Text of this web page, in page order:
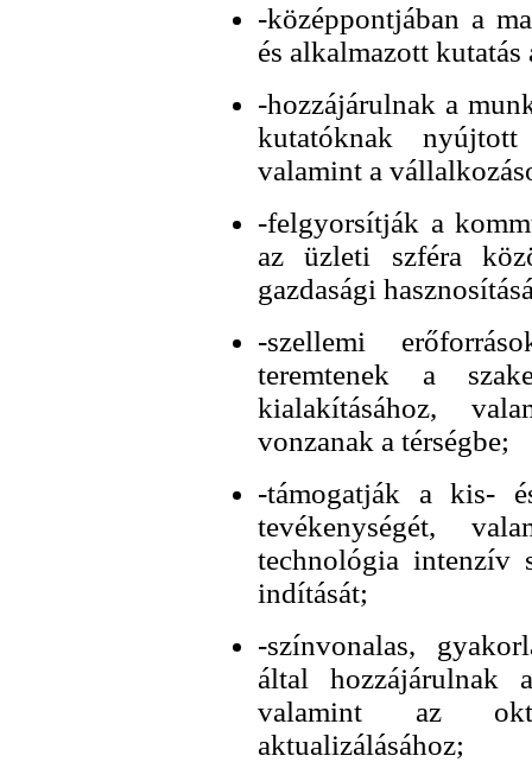
-középpontjában a
és alkalmazott kutatás
-hozzájárulnak a
kutatóknak nyújtott
valamint a
-felgyorsítják a
az üzleti szféra
gazdasági
-szellemi
teremtenek a
kialakításához,
vonzanak a térségbe;
-támogatják a kis-
tevékenységét,
technológia intenzív
indítását;
-színvonalas,
által hozzájárulnak
valamint az
aktualizálásához;